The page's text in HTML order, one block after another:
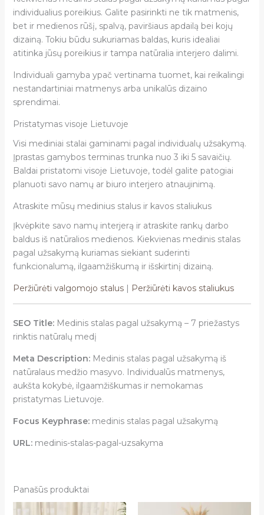
individualius poreikius. Galite pasirinkti ne tik matmenis,
bet ir medienos rūšį, spalvą, paviršiaus apdailą bei kojų
dizainą. Tokiu būdu sukuriamas baldas, kuris idealiai
atitinka jūsų poreikius ir tampa natūralia interjero dalimi.
Individuali gamyba ypač vertinama tuomet, kai reikalingi
nestandartiniai matmenys arba unikalūs dizaino
sprendimai.
Pristatymas visoje Lietuvoje
Visi mediniai stalai gaminami pagal individualų užsakymą.
Įprastas gamybos terminas trunka nuo 3 iki 5 savaičių.
Baldai pristatomi visoje Lietuvoje, todėl galite patogiai
planuoti savo namų ar biuro interjero atnaujinimą.
Atraskite mūsų medinius stalus ir kavos staliukus
Įkvėpkite savo namų interjerą ir atraskite rankų darbo
baldus iš natūralios medienos. Kiekvienas medinis stalas
pagal užsakymą kuriamas siekiant suderinti
funkcionalumą, ilgaamžiškumą ir išskirtinį dizainą.
Peržiūrėti valgomojo stalus| Peržiūrėti kavos staliukus
SEO Title:Medinis stalas pagal užsakymą – 7 priežastys
rinktis natūralų medį
Meta Description:Medinis stalas pagal užsakymą iš
natūralaus medžio masyvo. Individualūs matmenys,
aukšta kokybė, ilgaamžiškumas ir nemokamas
pristatymas Lietuvoje.
Focus Keyphrase:medinis stalas pagal užsakymą
URL:medinis-stalas-pagal-uzsakyma
Panašūs produktai